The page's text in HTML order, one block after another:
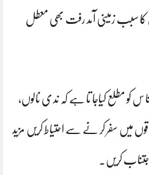
سبب زمینی آمد رفت بھی معطل
کو مطلع کیاجا تا ہے کہ ند ی نالوں،
میں سفر کر نے سے احتیاط کریں مزید
کریں۔